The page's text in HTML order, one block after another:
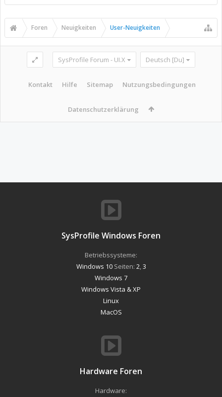
Foren Neuigkeiten User-Neuigkeiten
SysProfile Forum - UI.X Deutsch [Du]
Kontakt Hilfe Sitemap Nutzungsbedingungen
Datenschutzerklärung
SysProfile Windows Foren
Betriebssysteme:
Windows 10Seiten: 2 3
Windows 7
Windows Vista & XP
Linux
MacOS
Hardware Foren
Hardware: